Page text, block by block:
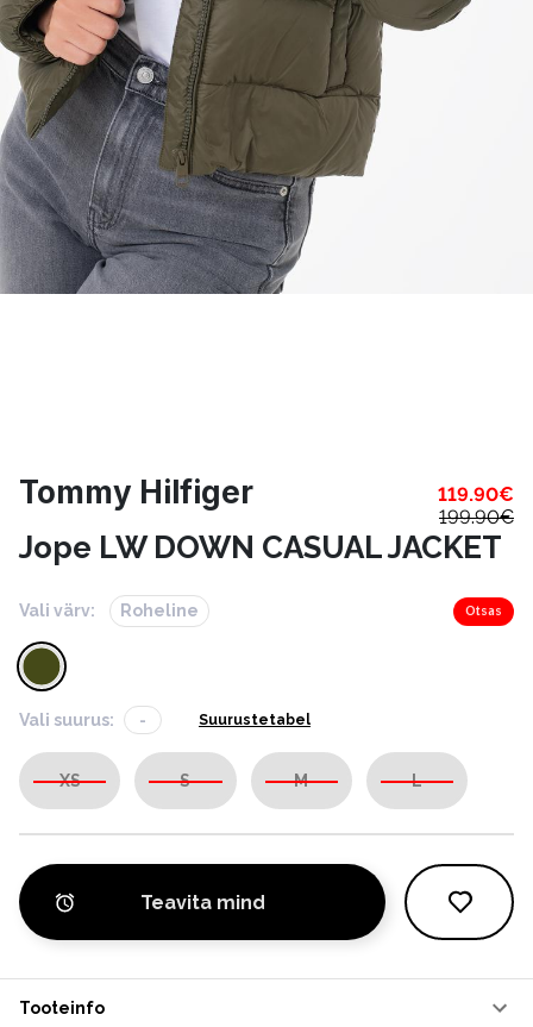
Tommy Hilfiger 119.90€
199.90€
Jope LW DOWN CASUAL JACKET
Vali värv: Roheline Otsas
Vali suurus: - Suurustetabel
XS S M L
Teavita mind
Tooteinfo